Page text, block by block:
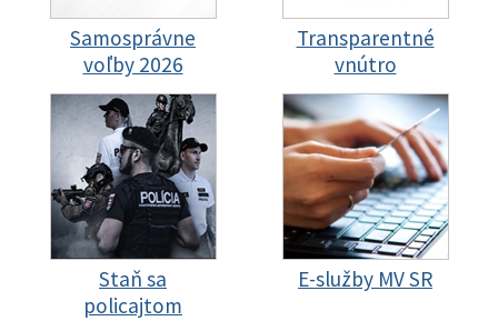
Samosprávne
voľby 2026
Transparentné
vnútro
Staň sa
policajtom
E-služby MV SR